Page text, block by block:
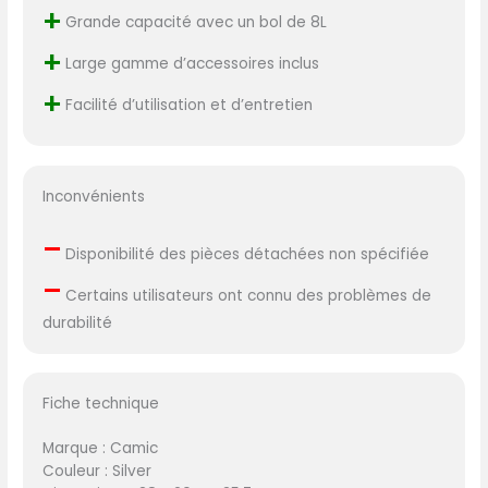
+ Grande capacité avec un bol de 8L
+ Large gamme d’accessoires inclus
+ Facilité d’utilisation et d’entretien
Inconvénients
– Disponibilité des pièces détachées non spécifiée
– Certains utilisateurs ont connu des problèmes de
durabilité
Fiche technique
Marque : Camic
Couleur : Silver